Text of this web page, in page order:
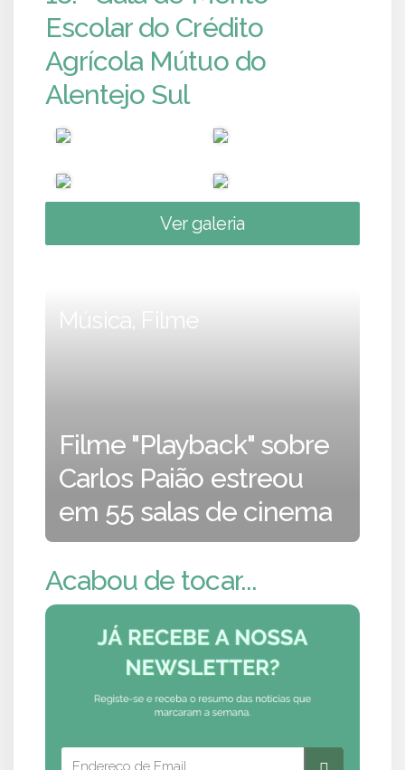
Escolar do Crédito
Agrícola Mútuo do
Alentejo Sul
Ver galeria
Música, Filme
Filme "Playback" sobre
Carlos Paião estreou
em 55 salas de cinema
Acabou de tocar...